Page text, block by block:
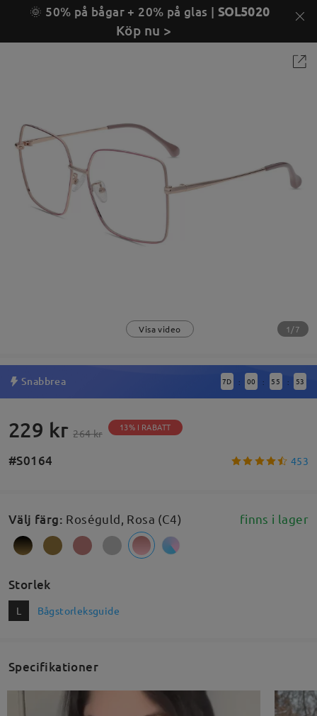
🌞 50% på bågar + 20% på glas | SOL5020
Köp nu >
Visa video 1/7
Snabbrea 7D : 00 : 55 : 52
229 kr 264 kr 13% I RABATT
#S0164 453
Välj färg: Roséguld, Rosa (C4) finns i lager
Storlek
L Bågstorleksguide
Specifikationer